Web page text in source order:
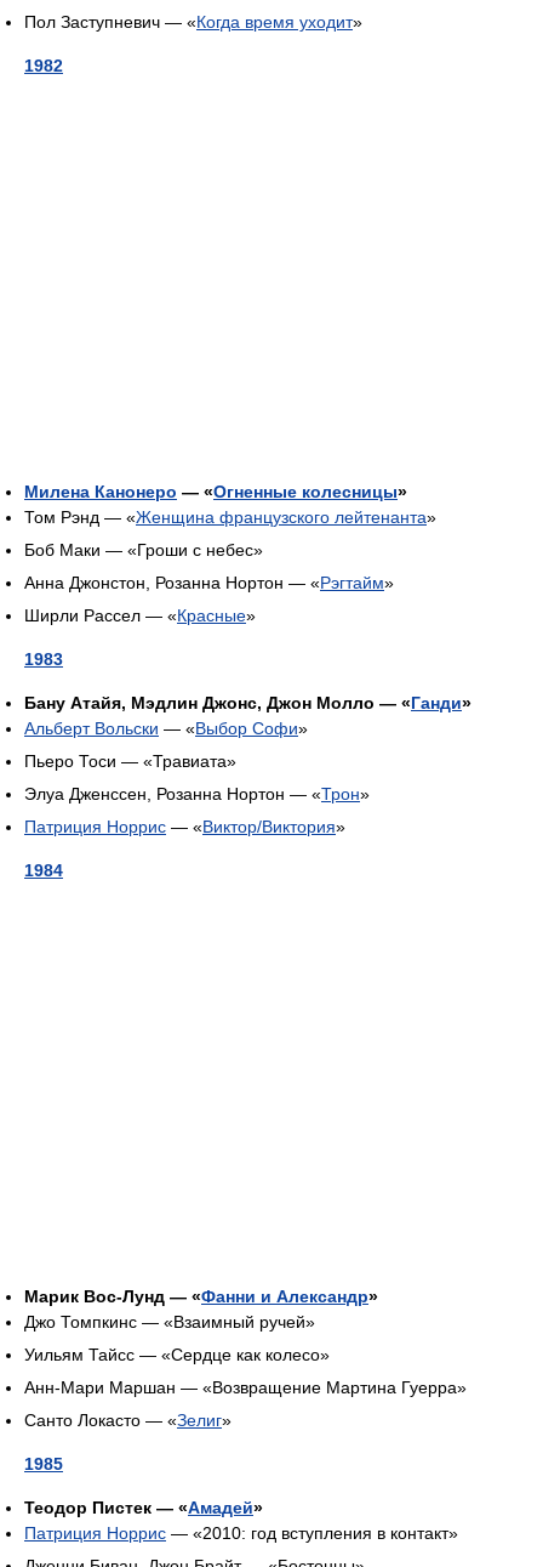
Пол Заступневич — «Когда время уходит»
1982
Милена Канонеро — «Огненные колесницы»
Том Рэнд — «Женщина французского лейтенанта»
Боб Маки — «Гроши с небес»
Анна Джонстон, Розанна Нортон — «Рэгтайм»
Ширли Рассел — «Красные»
1983
Бану Атайя, Мэдлин Джонс, Джон Молло — «Ганди»
Альберт Вольски — «Выбор Софи»
Пьеро Тоси — «Травиата»
Элуа Дженссен, Розанна Нортон — «Трон»
Патриция Норрис — «Виктор/Виктория»
1984
Марик Вос-Лунд — «Фанни и Александр»
Джо Томпкинс — «Взаимный ручей»
Уильям Тайсс — «Сердце как колесо»
Анн-Мари Маршан — «Возвращение Мартина Гуерра»
Санто Локасто — «Зелиг»
1985
Теодор Пистек — «Амадей»
Патриция Норрис — «2010: год вступления в контакт»